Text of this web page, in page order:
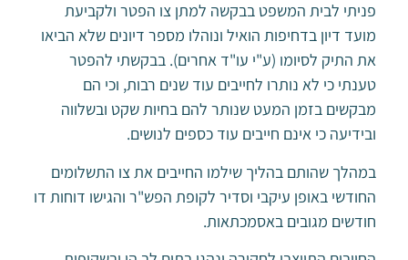
פניתי לבית המשפט בבקשה למתן צו הפטר ולקביעת
מועד דיון בדחיפות הואיל ונוהלו מספר דיונים שלא הביאו
את התיק לסיומו (ע"י עו"ד אחרים). בבקשתי להפטר
טענתי כי לא נותרו לחייבים עוד שנים רבות, וכי הם
מבקשים בזמן המעט שנותר להם בחיות שקט ובשלווה
ובידיעה כי אינם חייבים עוד כספים לנושים.
במהלך שהותם בהליך שילמו החייבים את צו התשלומים
החודשי באופן עיקבי וסדיר לקופת הפש"ר והגישו דוחות דו
חודשים מגובים באסמכתאות.